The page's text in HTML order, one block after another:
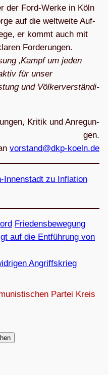
der Ford-Werke in Köln
auf die welt­weite Auf­
er kommt auch mit
For­de­run­gen.
‚Kampf um jeden
für unser
und Völ­ker­ver­stän­di­
Kri­tik und Anre­gun­
gen.
ed.nl
eok-p
kd@dn
atsro
v
Innen­stadt zu Infla­tion
Friedensbewegung
auf die Ent­füh­rung von
Angriffs­krieg
Partei Kreis